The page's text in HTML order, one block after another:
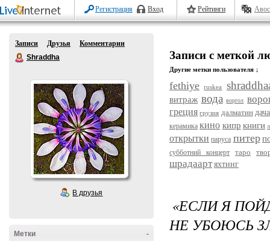
Регистрация Вход Рейтинги
Записи Друзья
Комментарии
Shraddha
В друзья
-
Метки
Записи с меткой
Другие метки пользователя ↓
fethiye ruskea
витраж вода воргол
греция грузия далматин дача
керамика кино кипр книги
открытки паруса питер
субботний концерт таро
шрадаарт яхтинг
«ЕСЛИ Я
НЕ УБОЮСЬ